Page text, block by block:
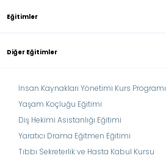
Eğitimler
Diğer Eğitimler
İnsan Kaynakları Yönetimi Kurs Programı
Yaşam Koçluğu Eğitimi
Diş Hekimi Asistanlığı Eğitimi
Yaratıcı Drama Eğitmen Eğitimi
Tıbbı Sekreterlik ve Hasta Kabul Kursu